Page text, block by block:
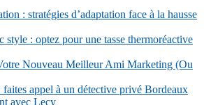
: stratégies d’adaptation face à la hausse
style : optez pour une tasse thermoréactive
Nouveau Meilleur Ami Marketing (Ou
appel à un détective privé Bordeaux
avec Lecy